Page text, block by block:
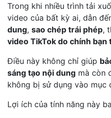
Trong khi nhiều trình tải
video của bất kỳ ai, dẫn
dung, sao chép trái phép,
video TikTok do chính bạn
Điều này không chỉ giúp
sáng tạo nội dung mà còn
không bị sử dụng vào mục
Lợi ích của tính năng này